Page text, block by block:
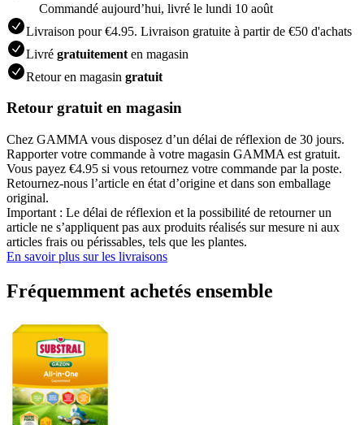
Commandé aujourdʼhui, livré le lundi 10 août
Livraison pour €4.95. Livraison gratuite à partir de €50 d'achats
Livré gratuitement en magasin
Retour en magasin gratuit
Retour gratuit en magasin
Chez GAMMA vous disposez d’un délai de réflexion de 30 jours.
Rapporter votre commande à votre magasin GAMMA est gratuit.
Vous payez €4.95 si vous retournez votre commande par la poste.
Retournez-nous l’article en état d’origine et dans son emballage
original.
Important : Le délai de réflexion et la possibilité de retourner un
article ne s’appliquent pas aux produits réalisés sur mesure ni aux
articles frais ou périssables, tels que les plantes.
En savoir plus sur les livraisons
Fréquemment achetés ensemble